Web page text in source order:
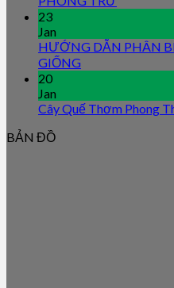
23
Jan
HƯỚNG DẪN PHÂN
GIỐNG
20
Jan
Cây Quế Thơm Phong
BẢN ĐỒ